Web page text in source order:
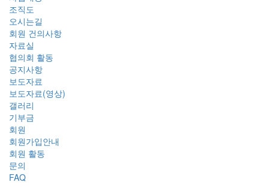
조직도
오시는길
회원 건의사항
자료실
협의회 활동
공지사항
보도자료
보도자료(영상)
갤러리
기부금
회원
회원가입안내
회원 활동
문의
FAQ